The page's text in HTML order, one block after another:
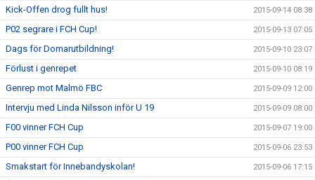
Kick-Offen drog fullt hus! 2015-09-14 08:38
P02 segrare i FCH Cup! 2015-09-13 07:05
Dags för Domarutbildning! 2015-09-10 23:07
Förlust i genrepet 2015-09-10 08:19
Genrep mot Malmö FBC 2015-09-09 12:00
Intervju med Linda Nilsson inför U 19 2015-09-09 08:00
F00 vinner FCH Cup 2015-09-07 19:00
P00 vinner FCH Cup 2015-09-06 23:53
Smakstart för Innebandyskolan! 2015-09-06 17:15